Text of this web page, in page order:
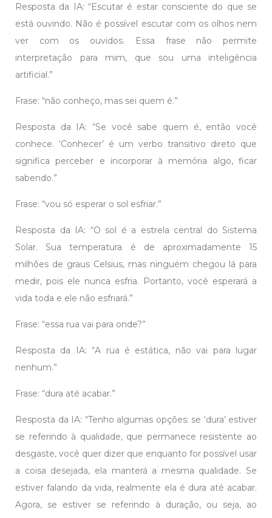
Resposta da IA: “Escutar é estar consciente do que se
está ouvindo. Não é possível escutar com os olhos nem
ver com os ouvidos. Essa frase não permite
interpretação para mim, que sou uma inteligência
artificial.”
Frase: “não conheço, mas sei quem é.”
Resposta da IA: “Se você sabe quem é, então você
conhece. ‘Conhecer’ é um verbo transitivo direto que
significa perceber e incorporar à memória algo, ficar
sabendo.”
Frase: “vou só esperar o sol esfriar.”
Resposta da IA: “O sol é a estrela central do Sistema
Solar. Sua temperatura é de aproximadamente 15
milhões de graus Celsius, mas ninguém chegou lá para
medir, pois ele nunca esfria. Portanto, você esperará a
vida toda e ele não esfriará.”
Frase: “essa rua vai para onde?”
Resposta da IA: “A rua é estática, não vai para lugar
nenhum.”
Frase: “dura até acabar.”
Resposta da IA: “Tenho algumas opções: se ‘dura’ estiver
se referindo à qualidade, que permanece resistente ao
desgaste, você quer dizer que enquanto for possível usar
a coisa desejada, ela manterá a mesma qualidade. Se
estiver falando da vida, realmente ela é dura até acabar.
Agora, se estiver se referindo à duração, ou seja, ao